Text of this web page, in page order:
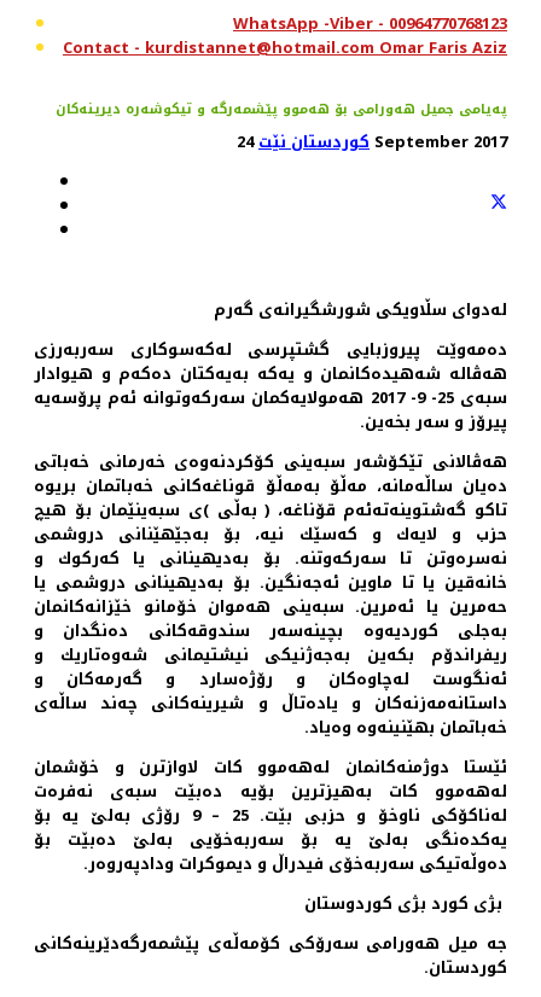
WhatsApp -Viber - 00964770768123
Contact - kurdistannet@hotmail.com Omar Faris Aziz
پەیامی جمیل هەورامی بۆ هەموو پێشمەرگە و تیكوشەرە دیرینەكان
کوردستان نێت 24 September 2017
لەدوای سڵاویكی شورشگیرانەی گەرم
دەمەوێت پیروزبایی گشتپرسی لەكەسوكاری سەربەرزی
هەڤالە شەهیدەكانمان و یەكە بەیەكتان دەکەم و هیوادار
سبەی 25- 9- 2017 هەمولایەكمان سەركەوتوانە ئەم پرۆسەیە
پیرۆز و سەر بخەین.
هەڤالانی تێكۆشەر سبەینی کۆکردنه‌وه‌ی خەرمانی خەباتی
دەیان ساڵەمانه، مه‌ڵۆ بەمه‌ڵۆ قوناغەكانی خەباتمان بریوە
تاكو گەشتوینەتەئەم قۆناغه، ( بەڵی )ی سبه‌ینێمان بۆ هیچ
حزب و لایەك و كەسێك نیه، بۆ بەجێهێنانی دروشمی
نەسرەوتن تا سەركەوتنه. بۆ بەدیهینانی یا كەركوك و
خانەقین یا تا ماوین ئەجەنگین. بۆ بەدیهینانی دروشمی یا
حەمرین یا ئەمرین. سبەینی هەموان خۆمانو خێزانه‌کانمان
بەجلی كوردیەوە بچینەسەر سندوقەكانی دەنگدان و
ریفراندۆم بكەین بەجەژنیكی نیشتیمانی شەوەتاریك و
ئەنگوست لەچاوەكان و رۆژەسارد و گەرمەكان و
داستانەمەزنەكان و یادەتاڵ و شیرینەكانی چەند ساڵەی
خەباتمان بهێنینەوە وەیاد.
ئێستا دوژمنەكانمان لەهەموو كات لاوازترن و خۆشمان
لەهەموو كات بەهیزترین بۆیە دەبێت سبەی نەفرەت
لەناكۆكی ناوخۆ و حزبی بێت. 25 – 9 رۆژی بەلێ یە بۆ
یەكدەنگی بەلێ یە بۆ سەربەخۆیی بەلێ دەبێت بۆ
دەوڵەتیكی سەربەخۆی فیدراڵ و دیموكرات ودادپەروەر.
بژی كورد بژی كوردوستان
جە میل هەورامی سه‌رۆکی کۆمه‌ڵه‌ی پێشمه‌رگەدێرینه‌کانی
كوردستان.